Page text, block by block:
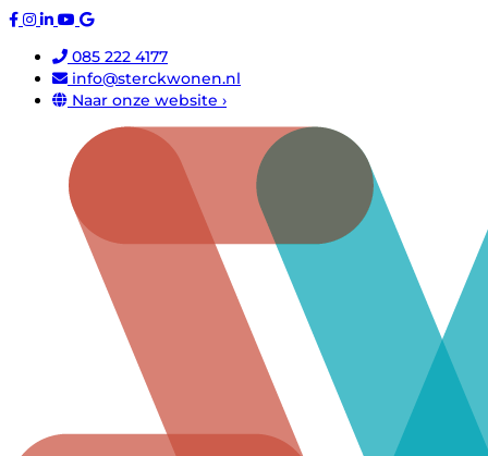
085 222 4177
info@sterckwonen.nl
Naar onze website ›